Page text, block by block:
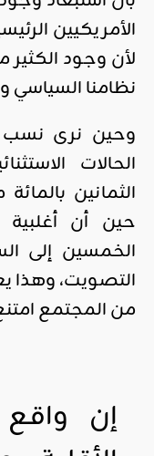
الأمريكيين
لأن وجود الكثير
نظامنا السياسي
وحين نرى نسب
الحالات
الثمانين
حين أن
الخمسين إلى
التصويت، وهذا
من المجتمع
إن واقع